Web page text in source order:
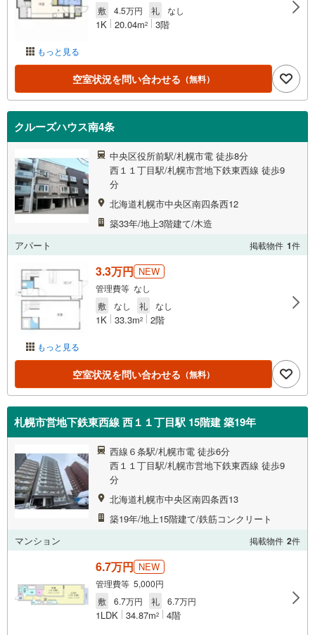
もっと見る
敷
4.5万円 礼 なし
1K 20.04m2 3階
空室状況を問い合わせる （無料）
クルーズハウス南4条
中央区役所前駅/札幌市電 徒歩8分
西１１丁目駅/札幌市営地下鉄東西線 徒歩9
分
北海道札幌市中央区南四条西12
築33年/地上3階建て/木造
アパート
掲載物件 1件
もっと見る
3.3万円 NEW
管理費等 なし
敷
なし 礼 なし
1K 33.3m2 2階
空室状況を問い合わせる （無料）
札幌市営地下鉄東西線 西１１丁目駅 15階建 築19年
西線６条駅/札幌市電 徒歩6分
西１１丁目駅/札幌市営地下鉄東西線 徒歩9
分
北海道札幌市中央区南四条西13
築19年/地上15階建て/鉄筋コンクリート
マンション
掲載物件 2件
6.7万円 NEW
管理費等 5,000円
敷
6.7万円 礼 6.7万円
1LDK 34.87m2 4階